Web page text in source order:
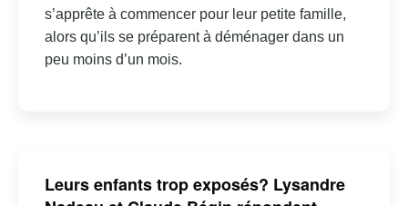
s’apprête à commencer pour leur petite famille,
alors qu’ils se préparent à déménager dans un
peu moins d’un mois.
Leurs enfants trop exposés? Lysandre